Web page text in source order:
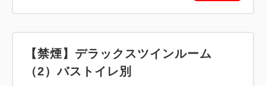
に応じて5％から最大12％ポイント還元されます。
・1,100ポイント以上から1,000円分の各種電子マネ
ーに交換できます。
【禁煙】デラックスツインルーム
（2）バストイレ別